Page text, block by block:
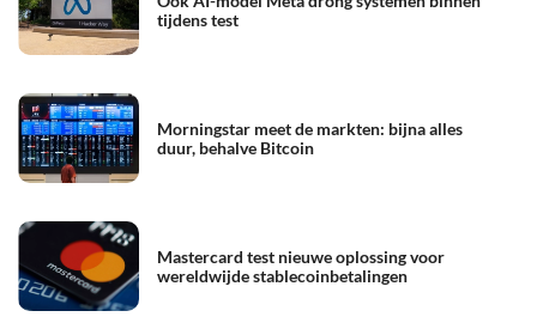
tijdens test
Morningstar meet de markten: bijna alles
duur, behalve Bitcoin
Mastercard test nieuwe oplossing voor
wereldwijde stablecoinbetalingen